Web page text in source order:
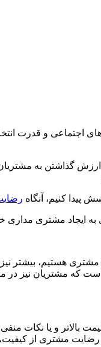
اجتماعی و قدرت
گذاشتن به مشتریان
پیدا کنیم، آنگاه
ایجاد مشتری مداری
مشتری هستیم، بیشتر
است که مشتریان نیز
و یا نکات منفی
مشتری از